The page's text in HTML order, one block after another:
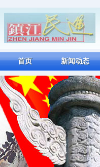
首页 新闻动态